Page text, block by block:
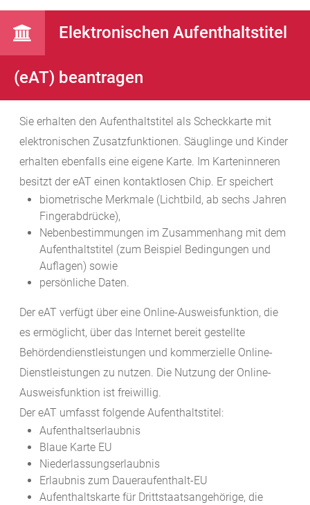
Elektronischen Aufenthaltstitel
(eAT) beantragen
Sie erhalten den Aufenthaltstitel als Scheckkarte mit
elektronischen Zusatzfunktionen. Säuglinge und Kinder
erhalten ebenfalls eine eigene Karte. Im Karteninneren
besitzt der eAT einen kontaktlosen Chip. Er speichert
biometrische Merkmale (Lichtbild, ab sechs Jahren
Fingerabdrücke),
Nebenbestimmungen im Zusammenhang mit dem
Aufenthaltstitel (zum Beispiel Bedingungen und
Auflagen) sowie
persönliche Daten.
Der eAT verfügt über eine Online-Ausweisfunktion, die
es ermöglicht, über das Internet bereit gestellte
Behördendienstleistungen und kommerzielle Online-
Dienstleistungen zu nutzen. Die Nutzung der Online-
Ausweisfunktion ist freiwillig.
Der eAT umfasst folgende Aufenthaltstitel:
Aufenthaltserlaubnis
Blaue Karte EU
Niederlassungserlaubnis
Erlaubnis zum Daueraufenthalt-EU
Aufenthaltskarte für Drittstaatsangehörige, die